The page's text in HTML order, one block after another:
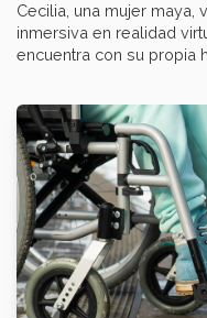
Cecilia, una mujer maya,
inmersiva en realidad
encuentra con su propia